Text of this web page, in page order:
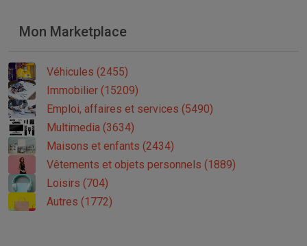
Mon Marketplace
Véhicules (2455)
Immobilier (15209)
Emploi, affaires et services (5490)
Multimedia (3634)
Maisons et enfants (2434)
Vêtements et objets personnels (1889)
Loisirs (704)
Autres (1772)